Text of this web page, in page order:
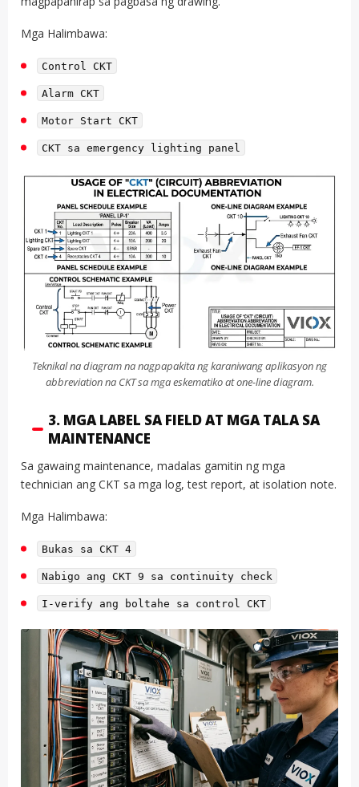
Mga Halimbawa:
Control CKT
Alarm CKT
Motor Start CKT
CKT sa emergency lighting panel
Teknikal na diagram na nagpapakita ng karaniwang aplikasyon ng
abbreviation na CKT sa mga eskematiko at one-line diagram.
3. MGA LABEL SA FIELD AT MGA TALA SA
MAINTENANCE
Sa gawaing maintenance, madalas gamitin ng mga
technician ang CKT sa mga log, test report, at isolation note.
Mga Halimbawa:
Bukas sa CKT 4
Nabigo ang CKT 9 sa continuity check
I-verify ang boltahe sa control CKT